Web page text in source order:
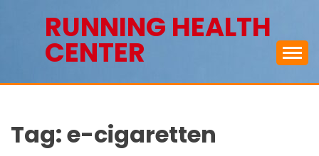
RUNNING HEALTH
CENTER
Tag:e-cigaretten